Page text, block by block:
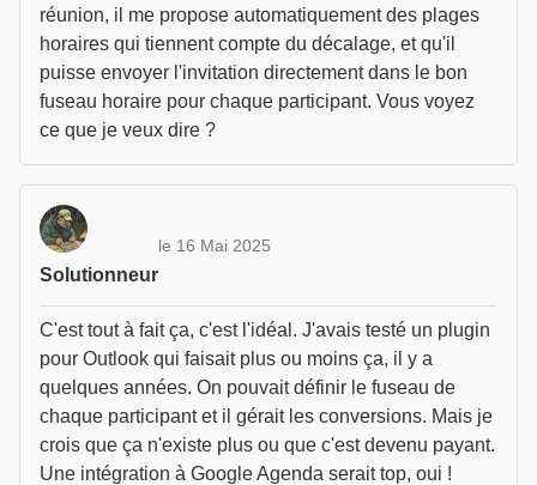
réunion, il me propose automatiquement des plages
horaires qui tiennent compte du décalage, et qu'il
puisse envoyer l'invitation directement dans le bon
fuseau horaire pour chaque participant. Vous voyez
ce que je veux dire ?
Solutionneur
le 16 Mai 2025
C'est tout à fait ça, c'est l'idéal. J'avais testé un plugin
pour Outlook qui faisait plus ou moins ça, il y a
quelques années. On pouvait définir le fuseau de
chaque participant et il gérait les conversions. Mais je
crois que ça n'existe plus ou que c'est devenu payant.
Une intégration à Google Agenda serait top, oui !